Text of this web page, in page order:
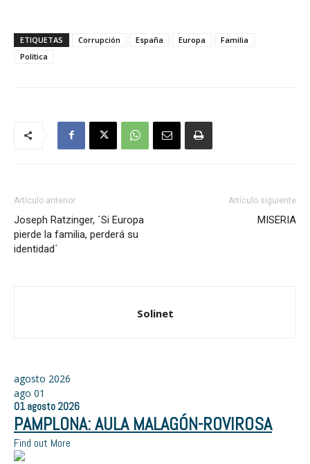
ETIQUETAS Corrupción España Europa
Familia
Política
Artículo anterior
Joseph Ratzinger, ´Si Europa
pierde la familia, perderá su
identidad´
Artículo siguiente
MISERIA
Solinet
agosto 2026
ago 01
01 agosto 2026
PAMPLONA: AULA MALAGÓN-ROVIROSA
Find out More